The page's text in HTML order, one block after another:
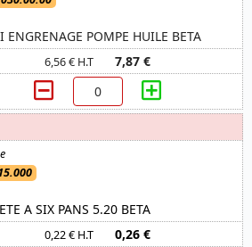
ENGRENAGE POMPE HUILE BETA
6,56 € H.T 7,87 €
A SIX PANS 5.20 BETA
0,22 € H.T 0,26 €